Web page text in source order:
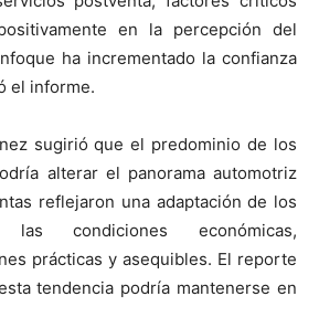
en la percepción del
ha incrementado la confianza
el informe.
sugirió que el predominio de los
alterar el panorama automotriz
reflejaron una adaptación de los
condiciones económicas,
prácticas y asequibles. El reporte
tendencia podría mantenerse en